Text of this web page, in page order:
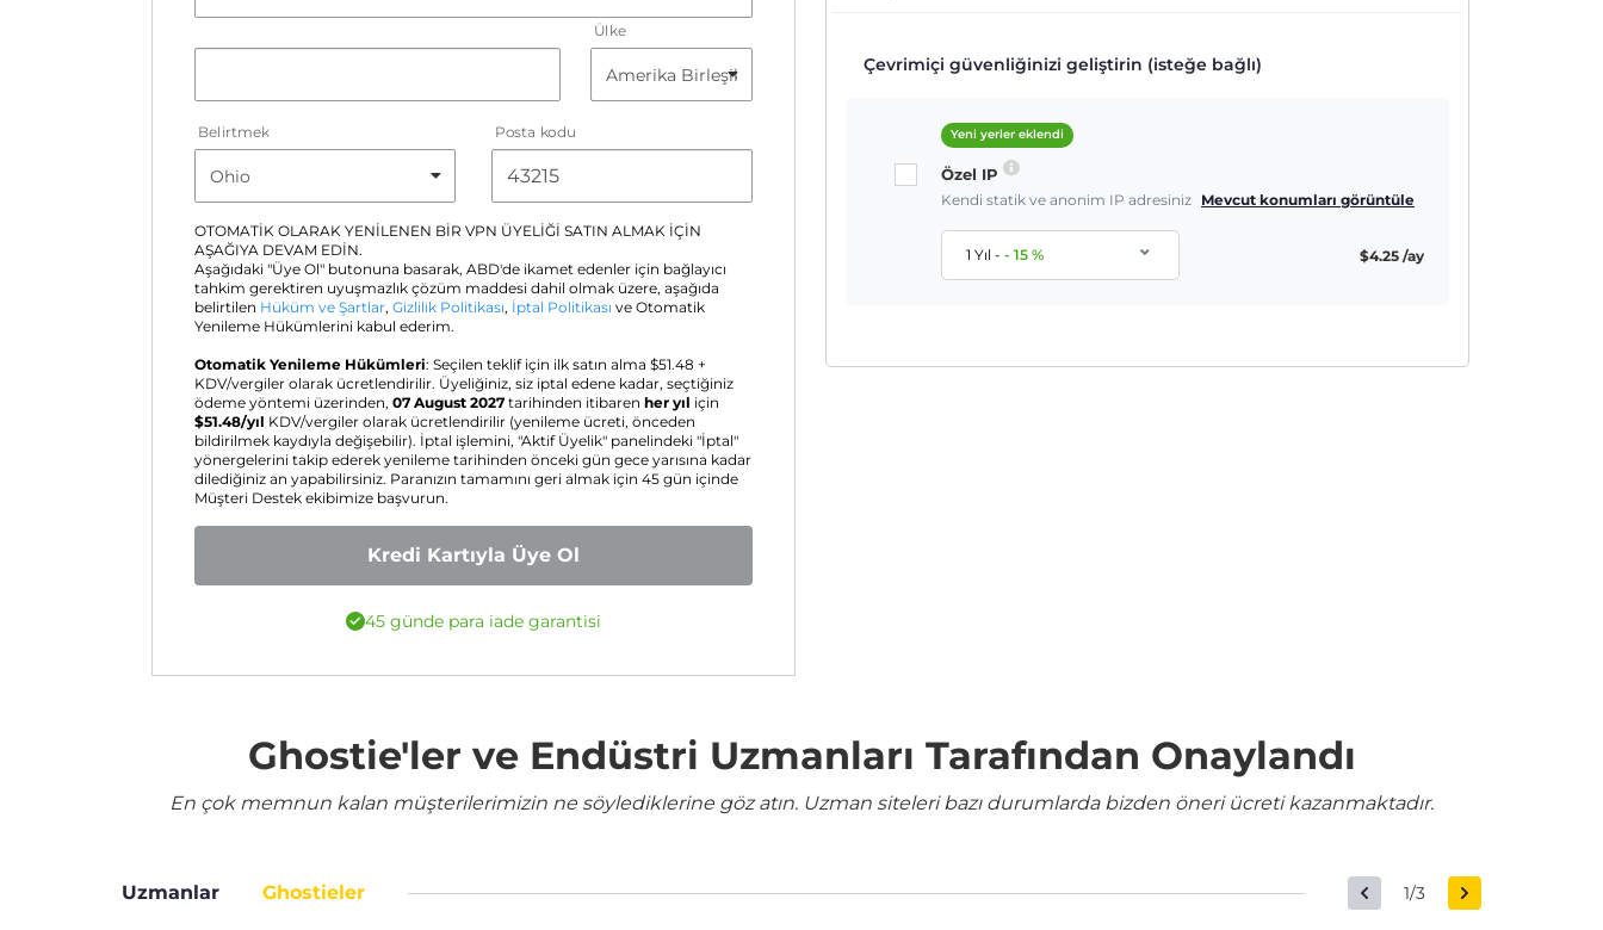
Ülke
Belirtmek Posta kodu
OTOMATİK OLARAK YENİLENEN BİR VPN ÜYELİĞİ SATIN ALMAK İÇİN
AŞAĞIYA DEVAM EDİN.
Aşağıdaki "Üye Ol" butonuna basarak, ABD'de ikamet edenler için bağlayıcı
tahkim gerektiren uyuşmazlık çözüm maddesi dahil olmak üzere, aşağıda
belirtilen Hüküm ve Şartlar, Gizlilik Politikası, İptal Politikası ve Otomatik
Yenileme Hükümlerini kabul ederim.
Otomatik Yenileme Hükümleri: Seçilen teklif için ilk satın alma $51.48 +
KDV/vergiler olarak ücretlendirilir. Üyeliğiniz, siz iptal edene kadar, seçtiğiniz
ödeme yöntemi üzerinden, 07 August 2027 tarihinden itibaren her yıl
için
$51.48/yıl
KDV/vergiler olarak ücretlendirilir (yenileme ücreti, önceden
bildirilmek kaydıyla değişebilir). İptal işlemini, "Aktif Üyelik" panelindeki "İptal"
yönergelerini takip ederek yenileme tarihinden önceki gün gece yarısına kadar
dilediğiniz an yapabilirsiniz. Paranızın tamamını geri almak için 45 gün içinde
Müşteri Destek ekibimize başvurun.
Kredi Kartıyla Üye Ol
45 günde para iade garantisi
Çevrimiçi güvenliğinizi geliştirin (isteğe bağlı)
Yeni yerler eklendi
Özel IP
Kendi statik ve anonim IP adresiniz Mevcut konumları görüntüle
1 Yıl--15 % $4.25 /ay
Ghostie'ler ve Endüstri Uzmanları Tarafından Onaylandı
En çok memnun kalan müşterilerimizin ne söylediklerine göz atın. Uzman siteleri bazı durumlarda bizden öneri ücreti kazanmaktadır.
Uzmanlar Ghostieler 1/3